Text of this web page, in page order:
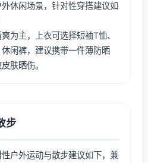
休闲场景，针对性穿搭建议如
为主，上衣可选择短袖T恤、
闲裤，建议携带一件薄防晒
肤晒伤。
步
户外运动与散步建议如下，兼